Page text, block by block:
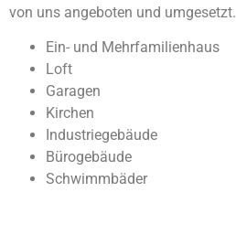
von uns angeboten und umgesetzt.
Ein- und Mehrfamilienhaus
Loft
Garagen
Kirchen
Industriegebäude
Bürogebäude
Schwimmbäder